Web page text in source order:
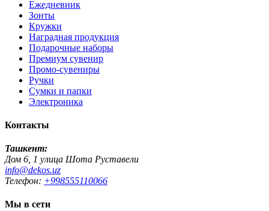
Ежедневник
Зонты
Кружки
Наградная продукция
Подарочные наборы
Премиум сувенир
Промо-сувениры
Ручки
Сумки и папки
Электроника
Контакты
Ташкент:
Дом 6, 1 улица Шота Руставели
info@dekos.uz
Телефон: +998555110066
Мы в сети